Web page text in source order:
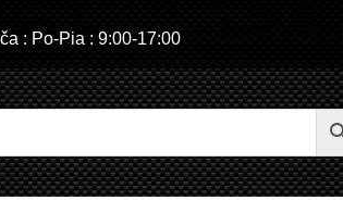
: Po-Pia : 9:00-17:00